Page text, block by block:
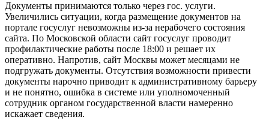
Документы принимаются только через гос. услуги.
Увеличились ситуации, когда размещение документов на
портале госуслуг невозможны из-за нерабочего состояния
сайта. По Московской области сайт госуслуг проводит
профилактические работы после 18:00 и решает их
оперативно. Напротив, сайт Москвы может месяцами не
подгружать документы. Отсутствия возможности привести
документы нарочно приводит к административному барьеру
и не понятно, ошибка в системе или уполномоченный
сотрудник органом государственной власти намеренно
искажает сведения.